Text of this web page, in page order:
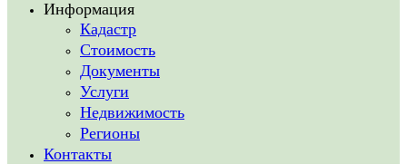
Информация
Кадастр
Стоимость
Документы
Услуги
Недвижимость
Регионы
Контакты